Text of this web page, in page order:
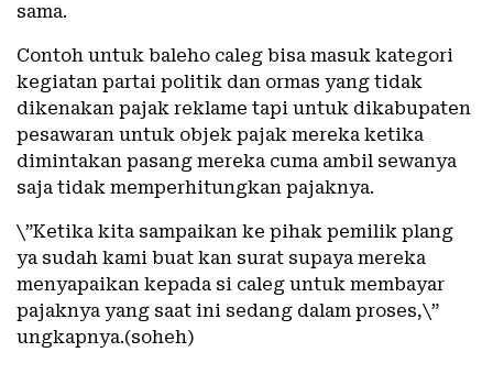
sama.
Contoh untuk baleho caleg bisa masuk kategori
kegiatan partai politik dan ormas yang tidak
dikenakan pajak reklame tapi untuk dikabupaten
pesawaran untuk objek pajak mereka ketika
dimintakan pasang mereka cuma ambil sewanya
saja tidak memperhitungkan pajaknya.
\”Ketika kita sampaikan ke pihak pemilik plang
ya sudah kami buat kan surat supaya mereka
menyapaikan kepada si caleg untuk membayar
pajaknya yang saat ini sedang dalam proses,\”
ungkapnya.(soheh)